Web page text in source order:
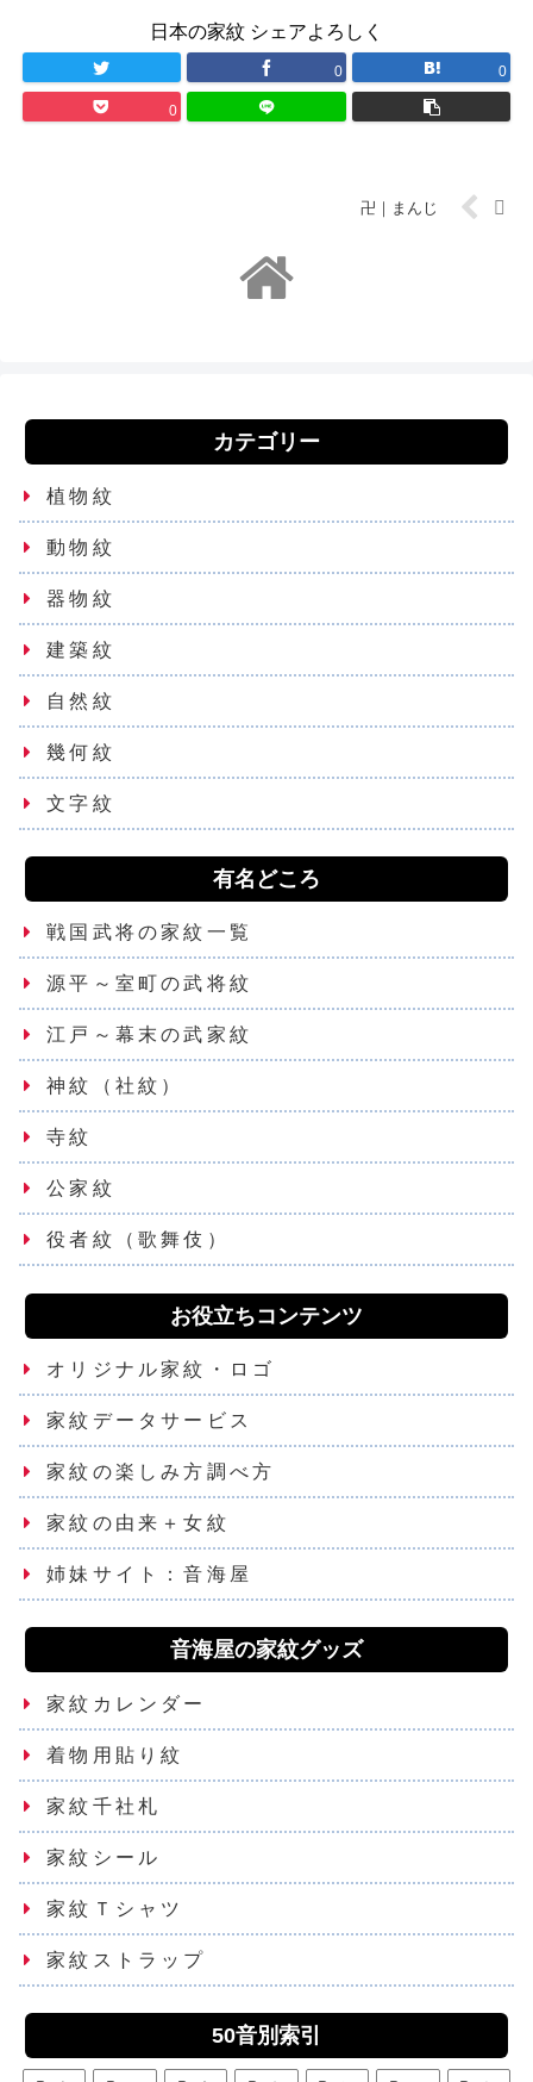
日本の家紋 シェアよろしく
0 0
0
卍｜まんじ
カテゴリー
植物紋
動物紋
器物紋
建築紋
自然紋
幾何紋
文字紋
有名どころ
戦国武将の家紋一覧
源平～室町の武将紋
江戸～幕末の武家紋
神紋（社紋）
寺紋
公家紋
役者紋（歌舞伎）
お役立ちコンテンツ
オリジナル家紋・ロゴ
家紋データサービス
家紋の楽しみ方調べ方
家紋の由来＋女紋
姉妹サイト：音海屋
音海屋の家紋グッズ
家紋カレンダー
着物用貼り紋
家紋千社札
家紋シール
家紋Ｔシャツ
家紋ストラップ
50音別索引